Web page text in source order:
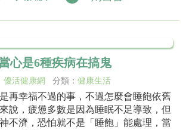
心是6種疾病在搞鬼
優活健康網 分類： 健康生活
再幸福不過的事，不過怎麼會睡飽依舊
說，疲憊多數是因為睡眠不足導致，但
不濟，恐怕就不是「睡飽」能處理，當